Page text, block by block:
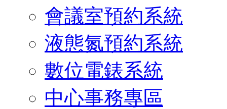
會議室預約系統
液態氮預約系統
數位電錶系統
中心事務專區